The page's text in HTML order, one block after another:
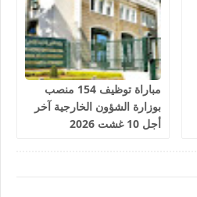
مباراة توظيف 154 منصب
بوزارة الشؤون الخارجية آخر
أجل 10 غشت 2026